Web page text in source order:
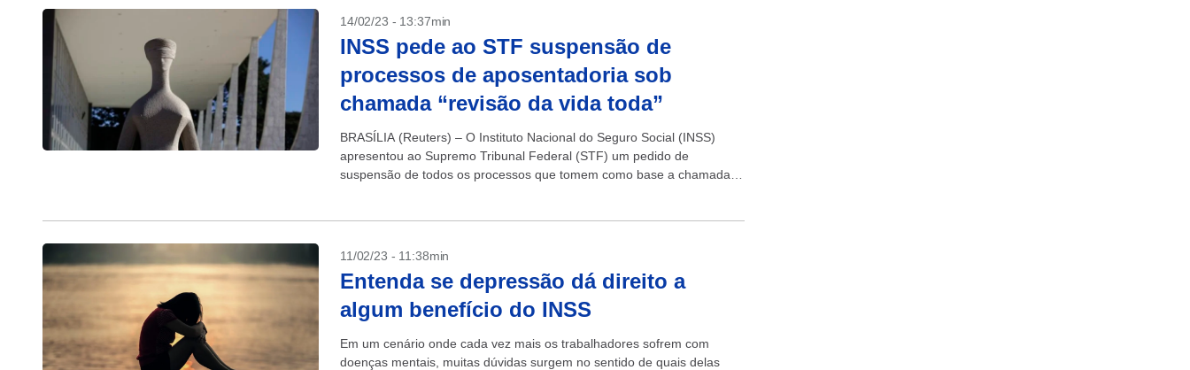
14/02/23 - 13:37min
INSS pede ao STF suspensão de
processos de aposentadoria sob
chamada “revisão da vida toda”
BRASÍLIA (Reuters) – O Instituto Nacional do Seguro Social (INSS)
apresentou ao Supremo Tribunal Federal (STF) um pedido de
suspensão de todos os processos que tomem como base a chamada
11/02/23 - 11:38min
Entenda se depressão dá direito a
algum benefício do INSS
Em um cenário onde cada vez mais os trabalhadores sofrem com
doenças mentais, muitas dúvidas surgem no sentido de quais delas